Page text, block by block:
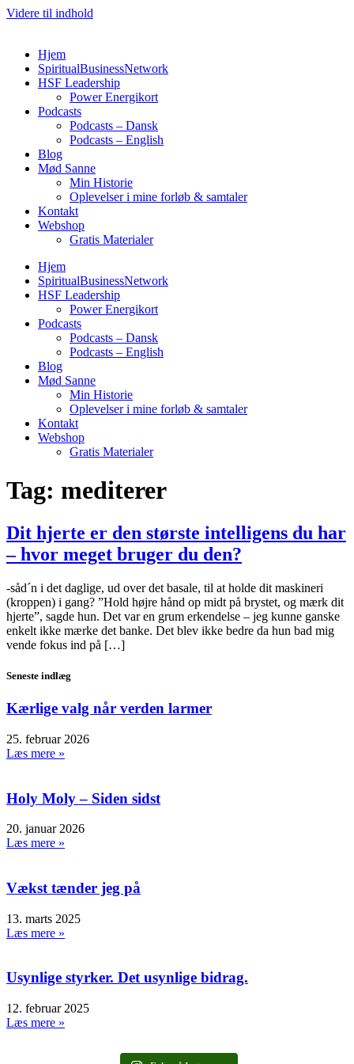
Videre til indhold
Hjem
SpiritualBusinessNetwork
HSF Leadership
Power Energikort
Podcasts
Podcasts – Dansk
Podcasts – English
Blog
Mød Sanne
Min Historie
Oplevelser i mine forløb & samtaler
Kontakt
Webshop
Gratis Materialer
Hjem
SpiritualBusinessNetwork
HSF Leadership
Power Energikort
Podcasts
Podcasts – Dansk
Podcasts – English
Blog
Mød Sanne
Min Historie
Oplevelser i mine forløb & samtaler
Kontakt
Webshop
Gratis Materialer
Tag: mediterer
Dit hjerte er den største intelligens du har
– hvor meget bruger du den?
-såd´n i det daglige, ud over det basale, til at holde dit maskineri
(kroppen) i gang? ”Hold højre hånd op midt på brystet, og mærk dit
hjerte”, sagde hun. Det var en grum erkendelse – jeg kunne ganske
enkelt ikke mærke det banke. Det blev ikke bedre da hun bad mig
vende fokus ind på […]
Seneste indlæg
Kærlige valg når verden larmer
25. februar 2026
Læs mere »
Holy Moly – Siden sidst
20. januar 2026
Læs mere »
Vækst tænder jeg på
13. marts 2025
Læs mere »
Usynlige styrker. Det usynlige bidrag.
12. februar 2025
Læs mere »